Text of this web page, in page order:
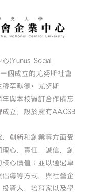
(Yunus Social
個成立的尤努斯社會
穆罕默德•尤努斯
年與本校簽訂合作備忘
立，設於擁有AACSB
創新和創業等方面受
心、責任、誠信、創
心價值；並以通過卓
導等方式，與社會企
資人、培育家以及學